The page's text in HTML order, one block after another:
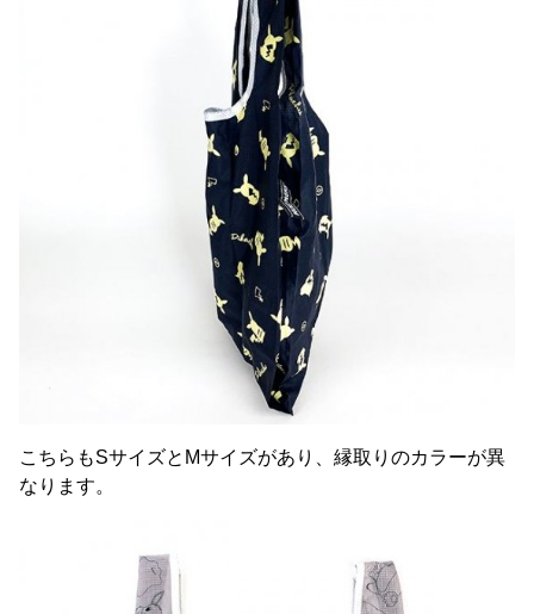
こちらもSサイズとMサイズがあり、縁取りのカラーが異
なります。